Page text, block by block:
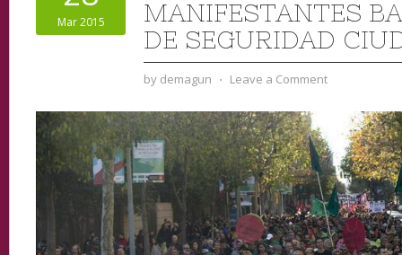
Mar 2015
MANIFESTANTES
DE SEGURIDAD
by demagun ⋅ Leave a Comment